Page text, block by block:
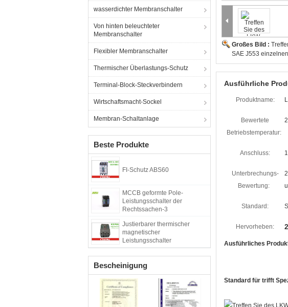
wasserdichter Membranschalter
Von hinten beleuchteter
Membranschalter
Flexibler Membranschalter
Thermischer Überlastungs-Schutz
Terminal-Block-Steckverbindern
Wirtschaftsmacht-Sockel
Membran-Schaltanlage
Beste Produkte
FI-Schutz ABS60
MCCB geformte Pole-
Leistungsschalter der
Rechtssachen-3
Justierbarer thermischer
magnetischer
Leistungsschalter
Bescheinigung
Großes Bild :
SAE J553
Ausführliche
Produktname:
Bewertete
Betriebstemperatur:
Anschluss:
Unterbrechungs-
Bewertung:
Standard:
Hervorheben:
Ausführliches
Standard für trifft